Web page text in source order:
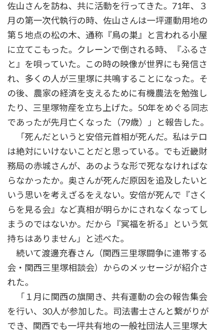
佐山さんを訪ね、共に活動を行ってきた。71年、３
月の第一次代執行の時、佐山さんは一坪運動用地の
第５地点の松の木、通称『鳥の巣』と言われる小屋
に立てこもった。クレーンで倒される時、『ふるさ
と』を唄っていた。この時の映像が世界にも発信さ
れ、多くの人が三里塚に共鳴することになった。そ
の後、農家の経済を支えるために有機農法を勉強し
たり、三里塚物産を立ち上げた。50年をめぐる同志
であったが先月亡くなった（79歳）」と報告した。
「死んだというと安倍元首相が死んだ。私はテロ
は絶対にいけないことだと思っている。でも近畿財
務局の赤城さんが、あのような形で死ななければな
らなかったか。奥さんが死んだ原因を追及したいと
いう思いを考えざるをえない。安倍が死んで『さく
らを見る会』など真相が明らかにされなくなってし
まうのではないか。だから『冥福を祈る』という気
持ちはありません」と述べた。
続いて渡邊充春さん（関西三里塚闘争に連帯する
会・関西三里塚相談会）からのメッセージが紹介さ
れた。
「１月に関西の旗開き、共有運動の会の報告集会
を行い、30人が参加した。司法書士さんと繋がりが
でき、関西でも一坪共有地の一般社団法人三里塚大